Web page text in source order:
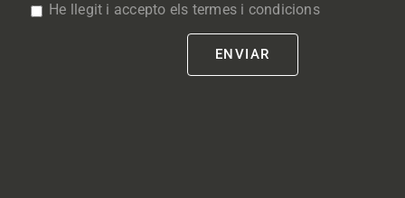
He llegit i accepto els termes i condicions